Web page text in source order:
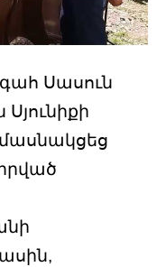
Սասուն
Սյունիքի